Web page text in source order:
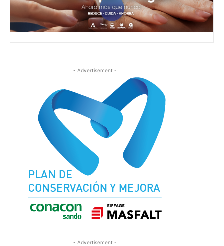
- Advertisement -
- Advertisement -